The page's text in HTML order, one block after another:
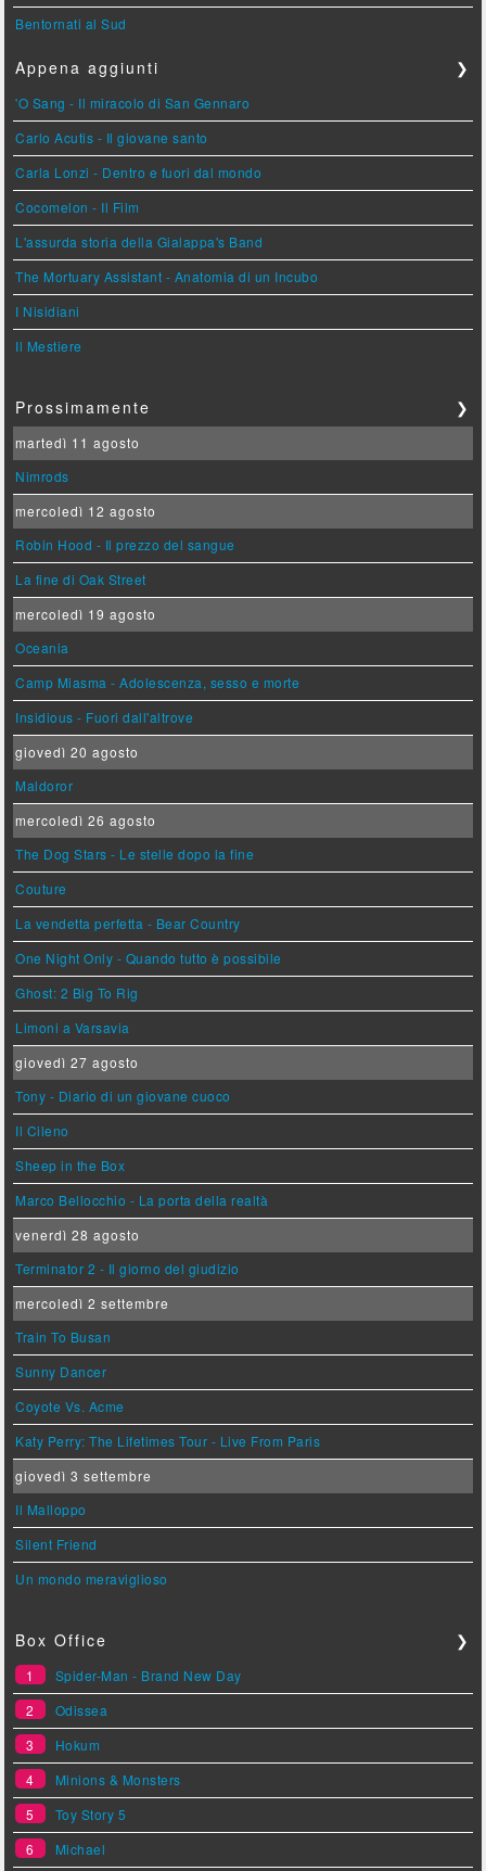
Bentornati al Sud
Appena aggiunti ❯
'O Sang - Il miracolo di San Gennaro
Carlo Acutis - Il giovane santo
Carla Lonzi - Dentro e fuori dal mondo
Cocomelon - Il Film
L'assurda storia della Gialappa's Band
The Mortuary Assistant - Anatomia di un Incubo
I Nisidiani
Il Mestiere
Prossimamente ❯
martedì 11 agosto
Nimrods
mercoledì 12 agosto
Robin Hood - Il prezzo del sangue
La fine di Oak Street
mercoledì 19 agosto
Oceania
Camp Miasma - Adolescenza, sesso e morte
Insidious - Fuori dall'altrove
giovedì 20 agosto
Maldoror
mercoledì 26 agosto
The Dog Stars - Le stelle dopo la fine
Couture
La vendetta perfetta - Bear Country
One Night Only - Quando tutto è possibile
Ghost: 2 Big To Rig
Limoni a Varsavia
giovedì 27 agosto
Tony - Diario di un giovane cuoco
Il Cileno
Sheep in the Box
Marco Bellocchio - La porta della realtà
venerdì 28 agosto
Terminator 2 - Il giorno del giudizio
mercoledì 2 settembre
Train To Busan
Sunny Dancer
Coyote Vs. Acme
Katy Perry: The Lifetimes Tour - Live From Paris
giovedì 3 settembre
Il Malloppo
Silent Friend
Un mondo meraviglioso
Box Office ❯
1
Spider-Man - Brand New Day
2
Odissea
3
Hokum
4
Minions & Monsters
5
Toy Story 5
6
Michael